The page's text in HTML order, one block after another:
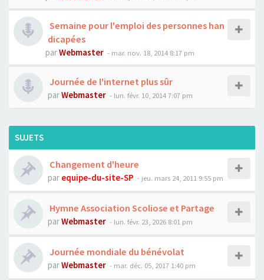
Semaine pour l'emploi des personnes han
dicapées
parWebmaster - mar. nov. 18, 2014 8:17 pm
Journée de l'internet plus sûr
parWebmaster - lun. févr. 10, 2014 7:07 pm
SUJETS
Changement d'heure
par equipe-du-site-SP - jeu. mars 24, 2011 9:55 pm
Hymne Association Scoliose et Partage
parWebmaster - lun. févr. 23, 2026 8:01 pm
Journée mondiale du bénévolat
parWebmaster - mar. déc. 05, 2017 1:40 pm